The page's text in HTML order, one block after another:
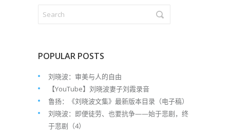
POPULAR POSTS
刘晓波：审美与人的自由
【YouTube】刘晓波妻子刘霞录音
鲁扬：《刘晓波文集》最新版本目录（电子稿）
刘晓波：即便徒劳、也要抗争——始于悲剧，终
于悲剧（4）